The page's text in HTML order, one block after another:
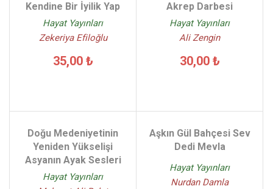
Kendine Bir İyilik Yap
Hayat Yayınları
Zekeriya Efiloğlu
35,00 ₺
Akrep Darbesi
Hayat Yayınları
Ali Zengin
30,00 ₺
Doğu Medeniyetinin
Yeniden Yükselişi
Asyanın Ayak Sesleri
Hayat Yayınları
Aşkın Gül Bahçesi Sev
Dedi Mevla
Hayat Yayınları
Nurdan Damla